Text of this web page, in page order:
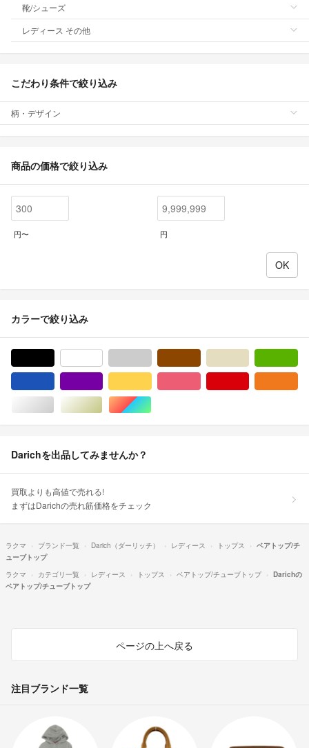
靴/シューズ
レディース その他
こだわり条件で絞り込み
柄・デザイン
商品の価格で絞り込み
円〜 円
カラーで絞り込み
シルバー/銀色系ゴールド/金色系マルチカラー
Darichを出品してみませんか？
買取よりも高値で売れる!
まずはDarichの売れ筋価格をチェック
ラクマ ブランド一覧 Darich（ダーリッチ） レディース トップス
ベアトップ/チ
ューブトップ
ラクマ
カテゴリ一覧 レディース トップス ベアトップ/チューブトップ
Darichの
ベアトップ/チューブトップ
ページの上へ戻る
注目ブランド一覧